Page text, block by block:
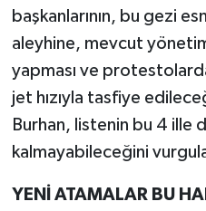
başkanlarının, bu gezi
aleyhine, mevcut
yapması ve
jet hızıyla tasfiye
Burhan, listenin bu 4 ille
kalmayabileceğini
YENİ ATAMALAR BU